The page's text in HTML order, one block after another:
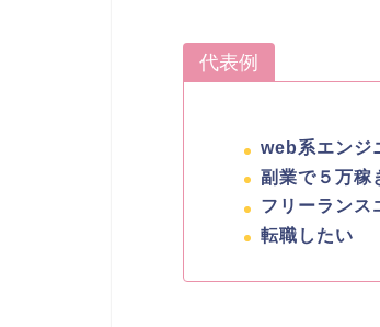
代表例
web系エンジ
副業で５万稼
フリーランス
転職したい